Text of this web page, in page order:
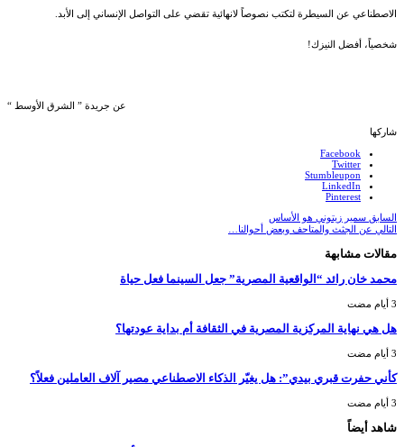
الاصطناعي عن السيطرة لتكتب نصوصاً لانهائية تقضي على التواصل الإنساني إلى الأبد.
شخصياً، أفضل النيزك!
عن جريدة ” الشرق الأوسط “
شاركها
Facebook
Twitter
Stumbleupon
LinkedIn
Pinterest
السابق سمير زيتوني هو الأساس
التالي عن الجثث والمتاحف وبعض أحوالنا…
مقالات مشابهة
محمد خان رائد “الواقعية المصرية” جعل السينما فعل حياة
هل هي نهاية المركزية المصرية في الثقافة أم بداية عودتها؟
كأني حفرت قبري بيدي”: هل يغيّر الذكاء الاصطناعي مصير آلاف العاملين فعلاً؟
شاهد أيضاً